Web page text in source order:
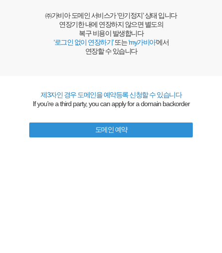
㈜가비아 도메인 서비스가 ‘만기정지’ 상태 입니다
연장기한 내에 연장하지 않으면 별도의
복구 비용이 발생합니다
‘로그인 없이 연장하기’또는‘my가비아’에서
연장할 수 있습니다
제3자인 경우 도메인을 예약등록 신청할 수 있습니다
If you’re a third party, you can apply for a domain backorder
도메인 예약